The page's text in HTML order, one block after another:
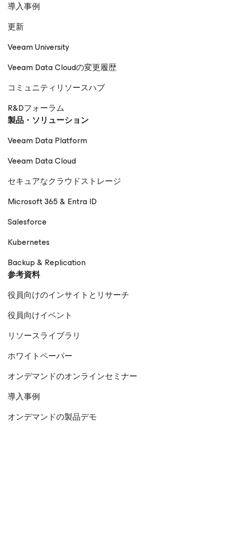
導入事例
更新
Veeam University
Veeam Data Cloudの変更履歴
コミュニティリソースハブ
R&Dフォーラム
製品・ソリューション
Veeam Data Platform
Veeam Data Cloud
セキュアなクラウドストレージ
Microsoft 365 & Entra ID
Salesforce
Kubernetes
Backup & Replication
参考資料
役員向けのインサイトとリサーチ
役員向けイベント
リソースライブラリ
ホワイトペーパー
オンデマンドのオンラインセミナー
導入事例
オンデマンドの製品デモ